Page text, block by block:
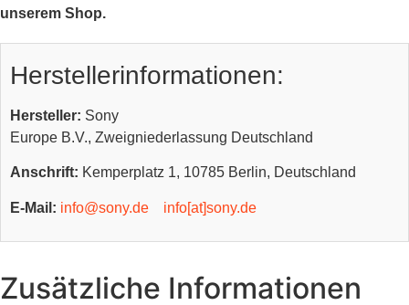
unserem Shop.
Herstellerinformationen:
Hersteller: Sony
Europe B.V., Zweigniederlassung Deutschland
Anschrift: Kemperplatz 1, 10785 Berlin, Deutschland
E-Mail: info@sony.de info[at]sony.de
Zusätzliche Informationen